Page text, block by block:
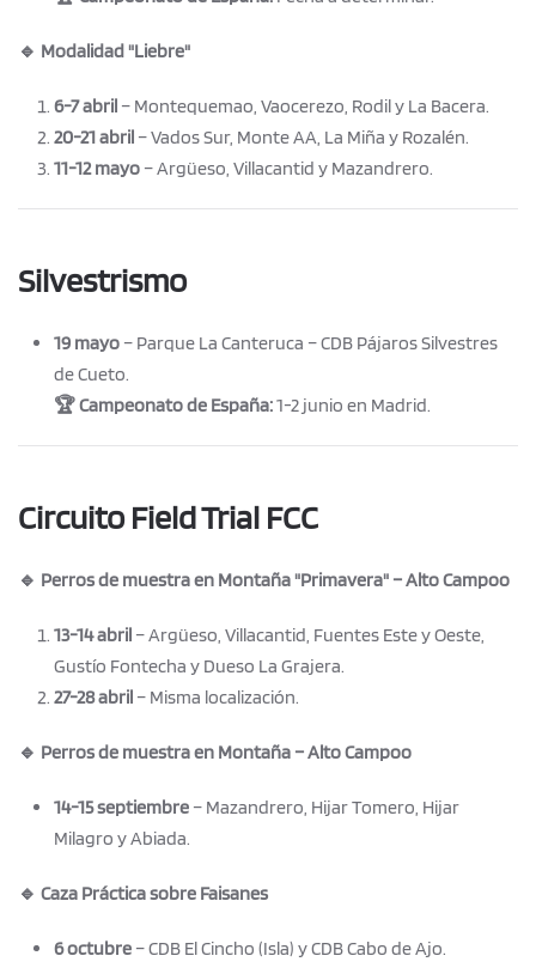
🔹 Modalidad "Liebre"
6-7 abril – Montequemao, Vaocerezo, Rodil y La Bacera.
20-21 abril – Vados Sur, Monte AA, La Miña y Rozalén.
11-12 mayo – Argüeso, Villacantid y Mazandrero.
Silvestrismo
19 mayo – Parque La Canteruca – CDB Pájaros Silvestres
de Cueto.
🏆 Campeonato de España:1-2 junio en Madrid.
Circuito Field Trial FCC
🔹 Perros de muestra en Montaña "Primavera" – Alto Campoo
13-14 abril – Argüeso, Villacantid, Fuentes Este y Oeste,
Gustío Fontecha y Dueso La Grajera.
27-28 abril – Misma localización.
🔹 Perros de muestra en Montaña – Alto Campoo
14-15 septiembre – Mazandrero, Hijar Tomero, Hijar
Milagro y Abiada.
🔹 Caza Práctica sobre Faisanes
6 octubre – CDB El Cincho (Isla) y CDB Cabo de Ajo.